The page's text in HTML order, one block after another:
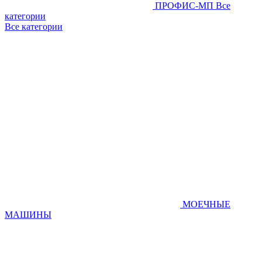
ПРОФИС-МП Все
категории
Все категории
МОЕЧНЫЕ
МАШИНЫ